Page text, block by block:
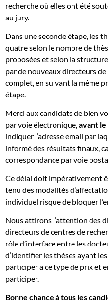
recherche où elles ont été
au jury.
Dans une seconde étape, les
quatre selon le nombre de
proposées et selon la
par de nouveaux directeurs
complet, en suivant la même
étape.
Merci aux candidats de bien
par voie électronique,avant
indiquer l’adresse email par
informé des résultats finaux,
correspondance par voie
Ce délai doit impérativement
tenu des modalités
individuel risque de bloquer
Nous attirons l’attention des
directeurs de centres de
rôle d’interface entre les
d’identifier les thèses ayant
participer à ce type de prix et
participer.
Bonne chance à tous les